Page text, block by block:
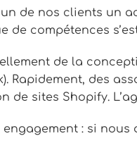
de nos clients un
de compétences
de la
Rapidement, des
de sites Shopify.
: si